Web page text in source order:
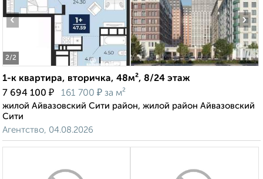
2/2
‹ ›
1-к квартира, вторичка, 48м², 8/24 этаж
7 694 100 ₽ 161 700 ₽ за м²
жилой Айвазовский Сити район, жилой район Айвазовский
Сити
Агентство, 04.08.2026